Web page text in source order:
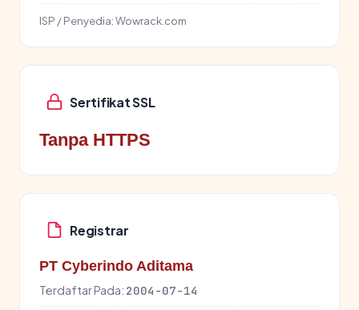
ISP / Penyedia:Wowrack.com
Sertifikat SSL
Tanpa HTTPS
Registrar
PT Cyberindo Aditama
Terdaftar Pada: 2004-07-14